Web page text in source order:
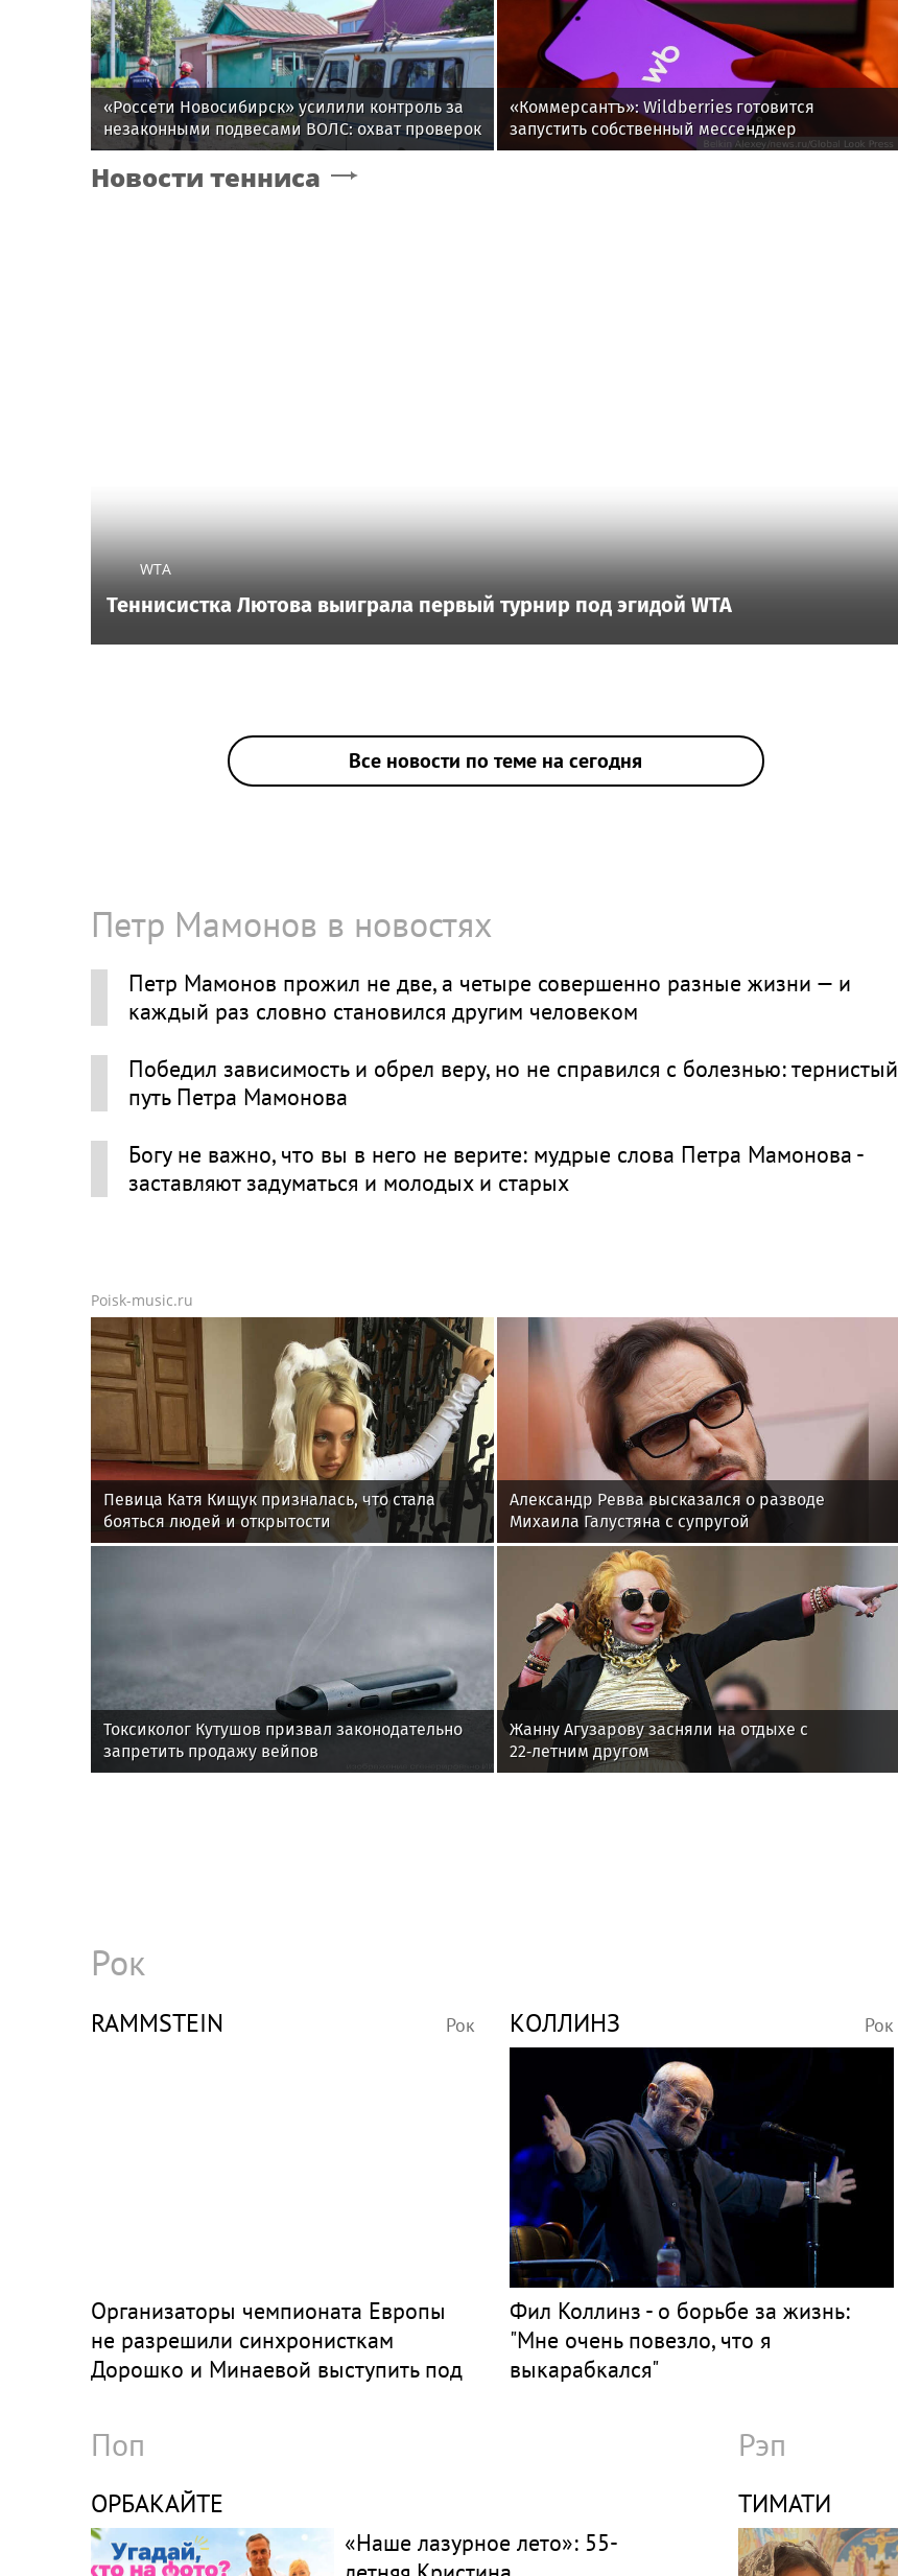
«Россети Новосибирск» усилили контроль за
незаконными подвесами ВОЛС: охват проверок
вырос в 1,5 раза
«Коммерсантъ»: Wildberries готовится
запустить собственный мессенджер
Новости тенниса
WTA
Теннисистка Лютова выиграла первый турнир под эгидой WTA
Все новости по теме на сегодня
Петр Мамонов в новостях
Петр Мамонов прожил не две, а четыре совершенно разные жизни — и
каждый раз словно становился другим человеком
Победил зависимость и обрел веру, но не справился с болезнью: тернистый
путь Петра Мамонова
Богу не важно, что вы в него не верите: мудрые слова Петра Мамонова -
заставляют задуматься и молодых и старых
Poisk-music.ru
Певица Катя Кищук призналась, что стала
бояться людей и открытости
Александр Ревва высказался о разводе
Михаила Галустяна с супругой
Токсиколог Кутушов призвал законодательно
запретить продажу вейпов
Жанну Агузарову засняли на отдыхе с
22‑летним другом
Рок
RAMMSTEIN Рок
Организаторы чемпионата Европы
не разрешили синхронисткам
Дорошко и Минаевой выступить под
музыку
КОЛЛИНЗ Рок
Фил Коллинз - о борьбе за жизнь:
"Мне очень повезло, что я
выкарабкался"
Поп
ОРБАКАЙТЕ
«Наше лазурное лето»: 55-
Рэп
ТИМАТИ